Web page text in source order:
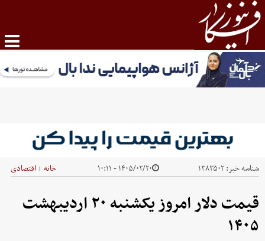
شناسه خبر:۱۳۸۳۵۰۲ ۱۴۰۵/۰۲/۲۰ - ۱۰:۱۱ خانه | اقتصادی
قیمت دلار امروز یکشنبه ۲۰ اردیبهشت
۱۴۰۵